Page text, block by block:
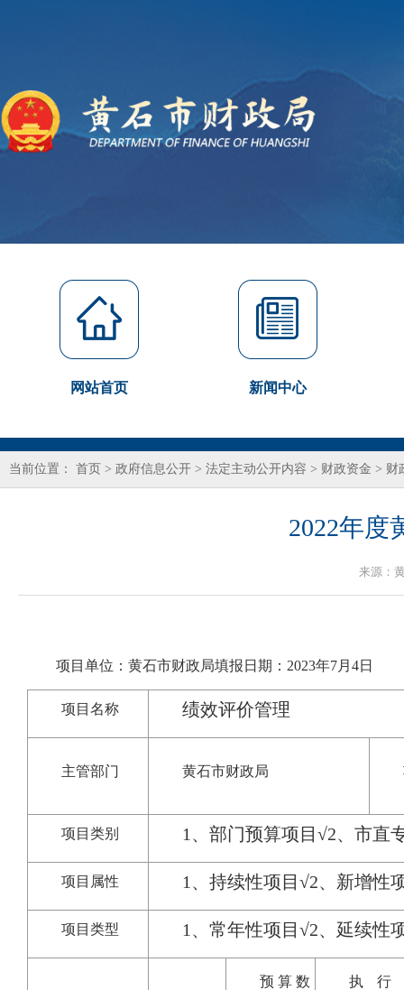
网站首页 新闻中心
当前位置： 首页 > 政府信息公开 > 法定主动公开内容 > 财政资金 > 财
2022年度
来源：
项目单位：黄石市财政局填报日期：2023年7月4日
项目名称 绩效评价管理
主管部门 黄石市财政局
项目类别 1、部门预算项目√2、市直
项目属性 1、持续性项目√2、新增性
项目类型 1、常年性项目√2、延续性
预算数
执行